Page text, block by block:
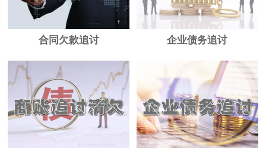
合同欠款追讨 企业债务追讨